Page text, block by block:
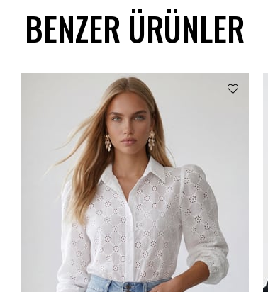
BENZER ÜRÜNLER